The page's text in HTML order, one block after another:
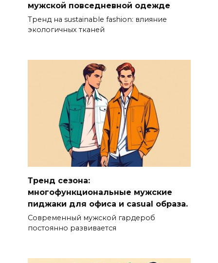
мужской повседневной одежде
Тренд на sustainable fashion: влияние
экологичных тканей
Тренд сезона:
многофункциональные мужские
пиджаки для офиса и casual образа.
Современный мужской гардероб
постоянно развивается